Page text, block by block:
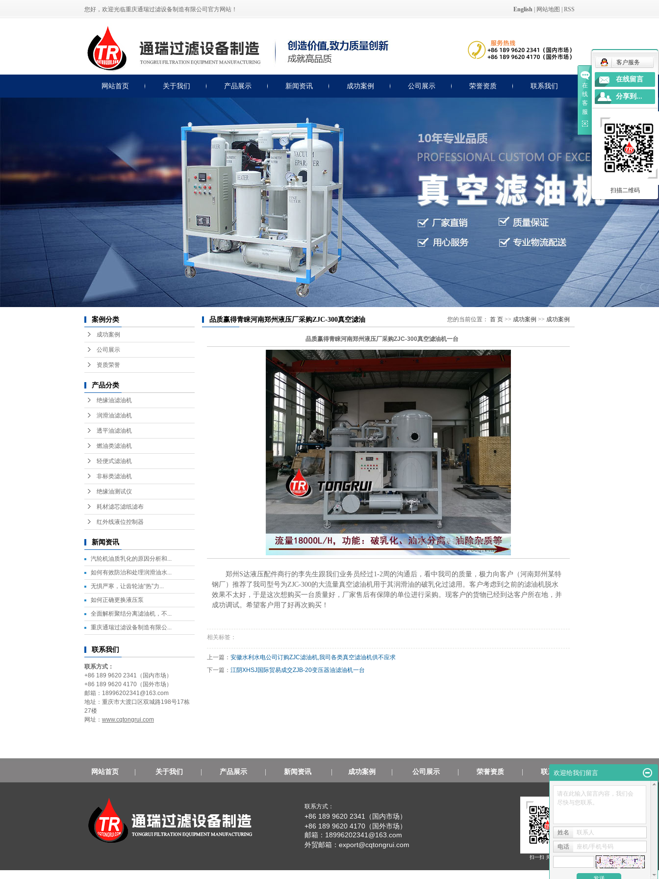
您好，欢迎光临重庆通瑞过滤设备制造有限公司官方网站！ English 网站地图 RSS
网站首页 关于我们
公司展示
联系我们
产品展示
绝缘油滤油机
润滑油滤油机
透平油滤油机
燃油类滤油机
轻便式滤油机
非标类滤油机
绝缘油测试仪
耗材滤芯滤纸滤布
红外线液位控制器
新闻资讯
滤油机知识
滤油机保养
成功案例 公司展示 荣誉资质 联系我们
案例分类
成功案例
公司展示
资质荣誉
产品分类
绝缘油滤油机
润滑油滤油机
透平油滤油机
燃油类滤油机
轻便式滤油机
非标类滤油机
绝缘油测试仪
耗材滤芯滤纸滤布
红外线液位控制器
新闻资讯
汽轮机油质乳化的原因分析和...
如何有效防治和处理润滑油水...
无惧严寒，让齿轮油“热”力...
如何正确更换液压泵
全面解析聚结分离滤油机，不...
重庆通瑞过滤设备制造有限公...
联系我们
联系方式：
+86 189 9620 2341（国内市场）
+86 189 9620 4170（国外市场）
邮箱：18996202341@163.com
地址：重庆市大渡口区双城路198号17栋
27楼
网址： www.cqtongrui.com
品质赢得青睐河南郑州液压厂采购ZJC-300真空滤油 您的当前位置： 首 页 >> 成功案例 >> 成功案例
品质赢得青睐河南郑州液压厂采购ZJC-300真空滤油机一台
郑州S达液压配件商行的李先生跟我们业务员经过1-2周的沟通后，看中我司的质量，极力向客户（河南郑州某特
钢厂）推荐了我司型号为ZJC-300的大流量真空滤油机用于其润滑油的破乳化过滤用。客户考虑到之前的滤油机脱水
效果不太好，于是这次想购买一台质量好，厂家售后有保障的单位进行采购。现客户的货物已经到达客户所在地，并
成功调试。希望客户用了好再次购买！
相关标签：
上一篇： 安徽水利水电公司订购ZJC滤油机,我司各类真空滤油机供不应求
下一篇： 江阴XHSJ国际贸易成交ZJB-20变压器油滤油机一台
网站首页 关于我们 产品展示| 新闻资讯| 成功案例 公司展示| 荣誉资质| 联系我们
联系方式：
+86 189 9620 2341（国内市场）
+86 189 9620 4170（国外市场）
邮箱：18996202341@163.com
外贸邮箱： export@cqtongrui.com
扫一扫 关注我们
在
线
客
服
客户服务
在线留言
分享到...
扫描二维码
欢迎给我们留言
请在此输入留言内容，我们会
尽快与您联系。
姓名 联系人
电话 座机/手机号码